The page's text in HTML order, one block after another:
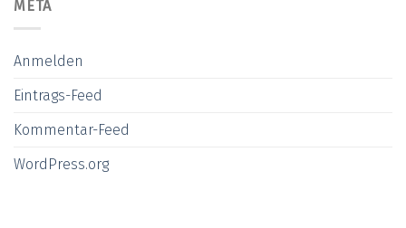
META
Anmelden
Eintrags-Feed
Kommentar-Feed
WordPress.org